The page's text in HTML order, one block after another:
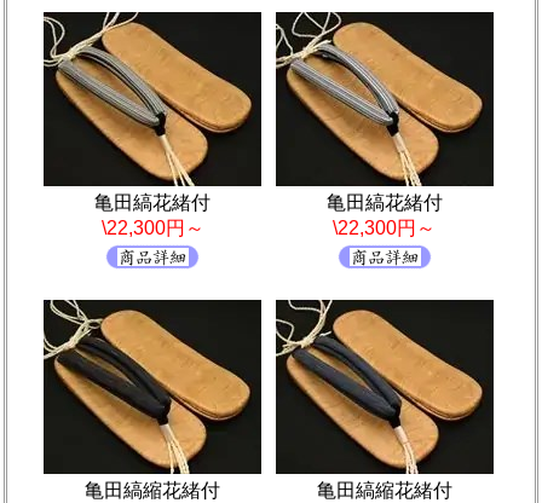
亀田縞花緒付
\22,300円～
亀田縞花緒付
\22,300円～
亀田縞縮花緒付
亀田縞縮花緒付